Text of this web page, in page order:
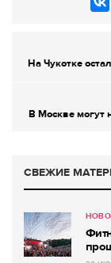
На Чукотке
В Москве могут
СВЕЖИЕ